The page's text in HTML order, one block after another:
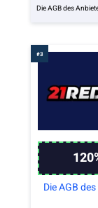
Die AGB des
Die AGB